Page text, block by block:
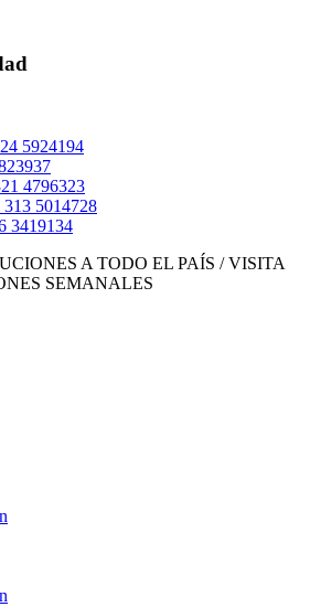
5924194
4796323
313 5014728
3419134
A TODO EL PAÍS / VISITA
SEMANALES